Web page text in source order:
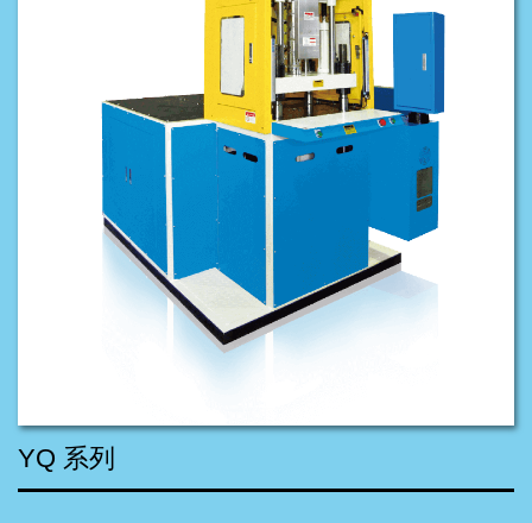
YQ 系列